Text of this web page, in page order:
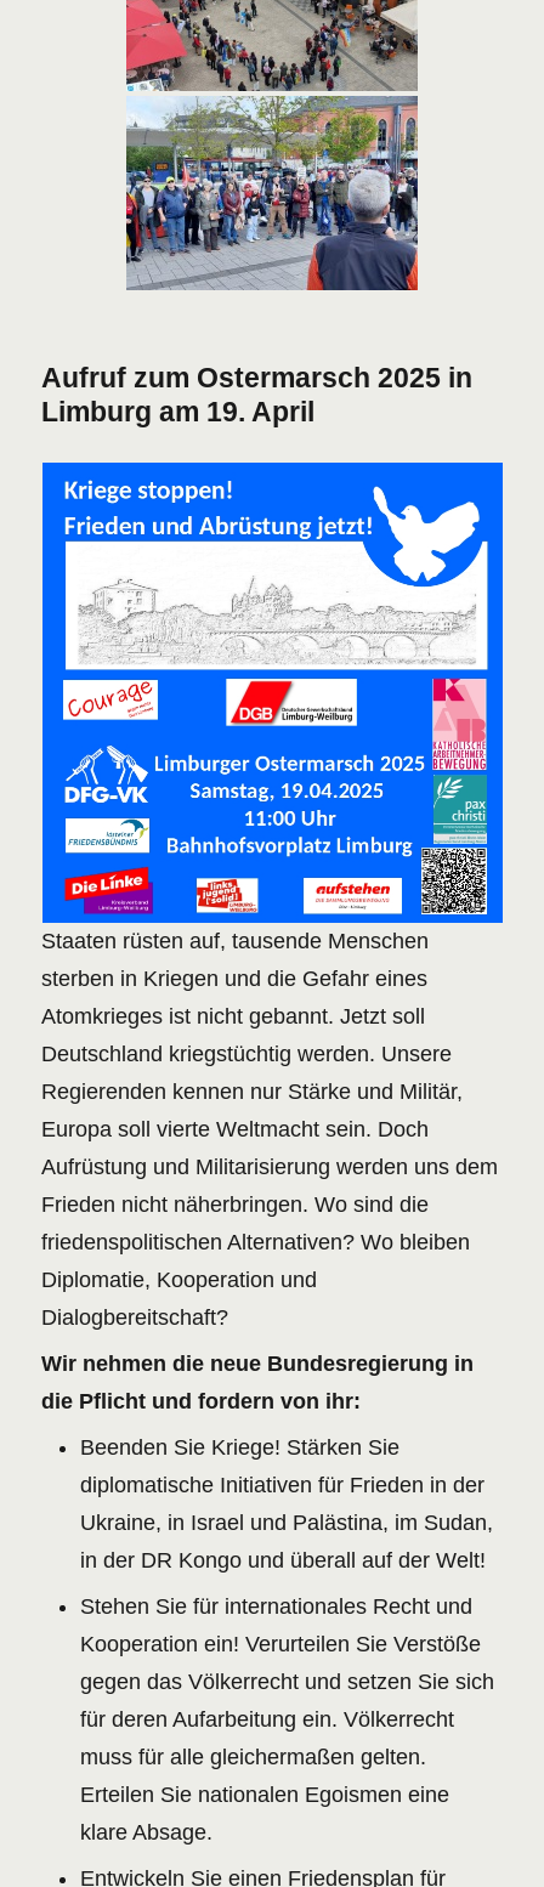
Aufruf zum Ostermarsch 2025 in
Limburg am 19. April
Staaten rüsten auf, tausende Menschen
sterben in Kriegen und die Gefahr eines
Atomkrieges ist nicht gebannt. Jetzt soll
Deutschland kriegstüchtig werden. Unsere
Regierenden kennen nur Stärke und Militär,
Europa soll vierte Weltmacht sein. Doch
Aufrüstung und Militarisierung werden uns dem
Frieden nicht näherbringen. Wo sind die
friedenspolitischen Alternativen? Wo bleiben
Diplomatie, Kooperation und
Dialogbereitschaft?
Wir nehmen die neue Bundesregierung in
die Pflicht und fordern von ihr:
Beenden Sie Kriege! Stärken Sie
diplomatische Initiativen für Frieden in der
Ukraine, in Israel und Palästina, im Sudan,
in der DR Kongo und überall auf der Welt!
Stehen Sie für internationales Recht und
Kooperation ein! Verurteilen Sie Verstöße
gegen das Völkerrecht und setzen Sie sich
für deren Aufarbeitung ein. Völkerrecht
muss für alle gleichermaßen gelten.
Erteilen Sie nationalen Egoismen eine
klare Absage.
Entwickeln Sie einen Friedensplan für